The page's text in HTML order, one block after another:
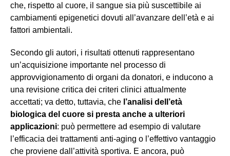
che, rispetto al cuore, il sangue sia più suscettibile ai
cambiamenti epigenetici dovuti all’avanzare dell’età e ai
fattori ambientali.
Secondo gli autori, i risultati ottenuti rappresentano
un’acquisizione importante nel processo di
approvvigionamento di organi da donatori, e inducono a
una revisione critica dei criteri clinici attualmente
accettati; va detto, tuttavia, che l’analisi dell’età
biologica del cuore si presta anche a ulteriori
applicazioni: può permettere ad esempio di valutare
l’efficacia dei trattamenti anti-aging o l’effettivo vantaggio
che proviene dall’attività sportiva. E ancora, può